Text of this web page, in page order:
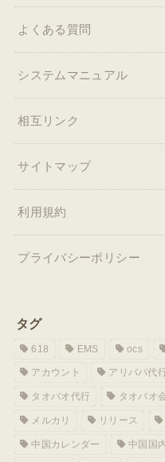
よくある質問
システムマニュアル
相互リンク
サイトマップ
利用規約
プライバシーポリシー
タグ
618 EMS ocs
アカウント アリババ代
タオバオ代行 タオバオ
メルカリ リリース
中国カレンダー 中国国